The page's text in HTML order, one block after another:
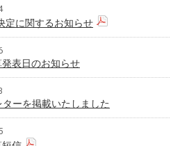
定に関するお知らせ
表日のお知らせ
ーを掲載いたしました